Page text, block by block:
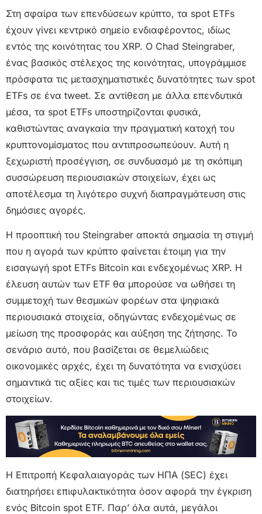
Στη σφαίρα των επενδύσεων κρύπτο, τα spot ETFs
έχουν γίνει κεντρικό σημείο ενδιαφέροντος, ιδίως
εντός της κοινότητας του XRP. Ο Chad Steingraber,
ένας βασικός στέλεχος της κοινότητας, υπογράμμισε
πρόσφατα τις μετασχηματιστικές δυνατότητες των spot
ETFs σε ένα tweet. Σε αντίθεση με άλλα επενδυτικά
μέσα, τα spot ETFs υποστηρίζονται φυσικά,
καθιστώντας αναγκαία την πραγματική κατοχή του
κρυπτονομίσματος που αντιπροσωπεύουν. Αυτή η
ξεχωριστή προσέγγιση, σε συνδυασμό με τη σκόπιμη
συσσώρευση περιουσιακών στοιχείων, έχει ως
αποτέλεσμα τη λιγότερο συχνή διαπραγμάτευση στις
δημόσιες αγορές.
Η προοπτική του Steingraber αποκτά σημασία τη στιγμή
που η αγορά των κρύπτο φαίνεται έτοιμη για την
εισαγωγή spot ETFs Bitcoin και ενδεχομένως XRP. Η
έλευση αυτών των ETF θα μπορούσε να ωθήσει τη
συμμετοχή των θεσμικών φορέων στα ψηφιακά
περιουσιακά στοιχεία, οδηγώντας ενδεχομένως σε
μείωση της προσφοράς και αύξηση της ζήτησης. Το
σενάριο αυτό, που βασίζεται σε θεμελιώδεις
οικονομικές αρχές, έχει τη δυνατότητα να ενισχύσει
σημαντικά τις αξίες και τις τιμές των περιουσιακών
στοιχείων.
Η Επιτροπή Κεφαλαιαγοράς των ΗΠΑ (SEC) έχει
διατηρήσει επιφυλακτικότητα όσον αφορά την έγκριση
ενός Bitcoin spot ETF. Παρ’ όλα αυτά, μεγάλοι